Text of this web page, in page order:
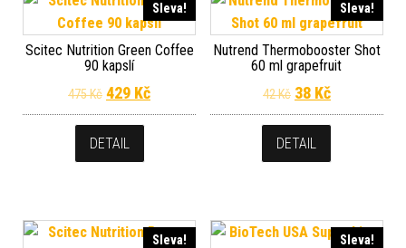
Sleva!
Scitec Nutrition Green Coffee
90 kapslí
475Kč Původní cena byla: 475 Kč.
429 KčAktuální cena je: 429 Kč.
DETAIL
Sleva!
Nutrend Thermobooster Shot
60 ml grapefruit
42Kč Původní cena
38 KčAktuální
DETAIL
Sleva! Sleva!